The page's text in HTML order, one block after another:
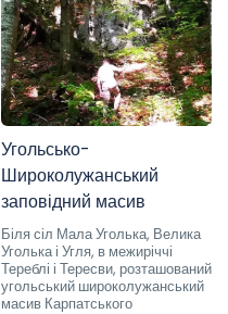
Угольсько-
Широколужанський
заповідний масив
Біля сіл Мала Уголька, Велика
Уголька і Угля, в межиріччі
Тереблі і Тересви, розташований
угольський широколужанський
масив Карпатського